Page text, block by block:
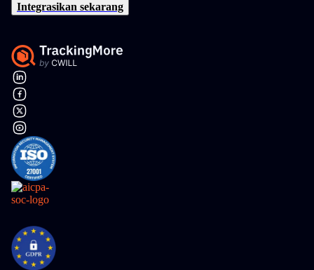
Integrasikan sekarang